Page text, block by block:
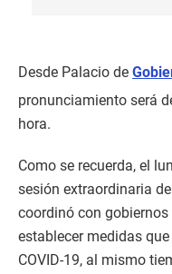
Desde Palacio de
pronunciamiento será
hora.
Como se recuerda, el
sesión extraordinaria
coordinó con
establecer medidas
COVID-19, al mismo